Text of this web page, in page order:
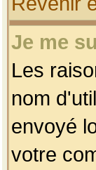
Je me
Les
nom
envoyé
votre